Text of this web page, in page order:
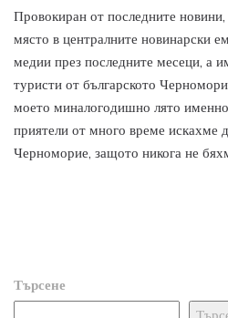
Провокиран от последните
място в централните новинарски
медии през последните месеци, а
туристи от българското
моето миналогодишно лято
приятели от много време искахме
Черноморие, защото никога не
Търсене